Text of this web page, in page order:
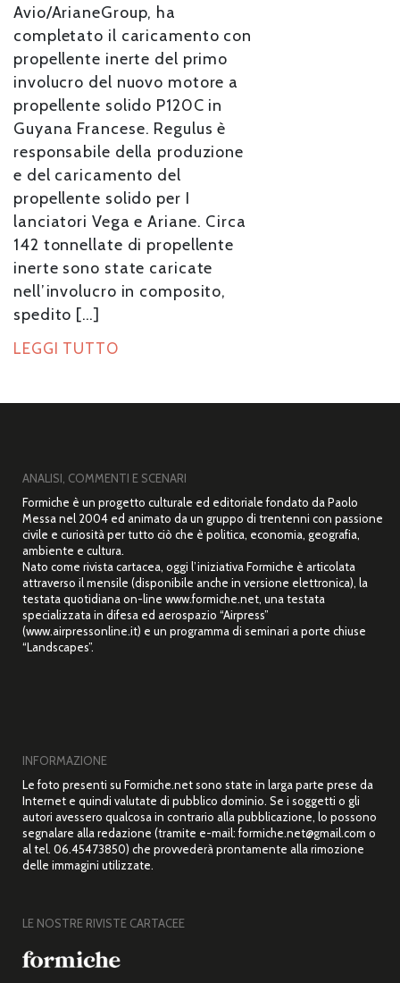
Avio/ArianeGroup, ha
completato il caricamento con
propellente inerte del primo
involucro del nuovo motore a
propellente solido P120C in
Guyana Francese. Regulus è
responsabile della produzione
e del caricamento del
propellente solido per I
lanciatori Vega e Ariane. Circa
142 tonnellate di propellente
inerte sono state caricate
nell’involucro in composito,
spedito […]
LEGGI TUTTO
ANALISI, COMMENTI E SCENARI
Formiche è un progetto culturale ed editoriale fondato da Paolo
Messa nel 2004 ed animato da un gruppo di trentenni con passione
civile e curiosità per tutto ciò che è politica, economia, geografia,
ambiente e cultura.
Nato come rivista cartacea, oggi l’iniziativa Formiche è articolata
attraverso il mensile (disponibile anche in versione elettronica), la
testata quotidiana on-line www.formiche.net, una testata
specializzata in difesa ed aerospazio “Airpress”
(www.airpressonline.it) e un programma di seminari a porte chiuse
“Landscapes”.
INFORMAZIONE
Le foto presenti su Formiche.net sono state in larga parte prese da
Internet e quindi valutate di pubblico dominio. Se i soggetti o gli
autori avessero qualcosa in contrario alla pubblicazione, lo possono
segnalare alla redazione (tramite e-mail: formiche.net@gmail.com o
al tel. 06.45473850) che provvederà prontamente alla rimozione
delle immagini utilizzate.
LE NOSTRE RIVISTE CARTACEE